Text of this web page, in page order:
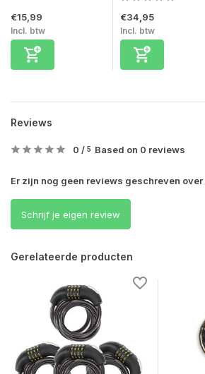
€15,99
Incl. btw
€34,95
Incl. btw
Reviews
0 / 5 Based on 0 reviews
Er zijn nog geen reviews geschreven
Schrijf je eigen review
Gerelateerde producten